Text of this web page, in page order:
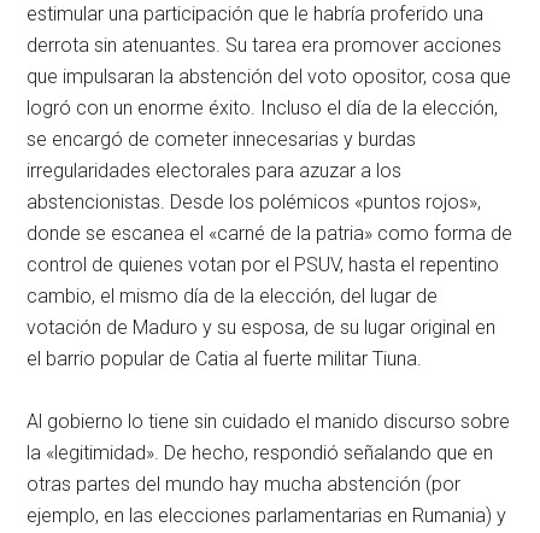
estimular una participación que le habría proferido una
derrota sin atenuantes. Su tarea era promover acciones
que impulsaran la abstención del voto opositor, cosa que
logró con un enorme éxito. Incluso el día de la elección,
se encargó de cometer innecesarias y burdas
irregularidades electorales para azuzar a los
abstencionistas. Desde los polémicos «puntos rojos»,
donde se escanea el «carné de la patria» como forma de
control de quienes votan por el PSUV, hasta el repentino
cambio, el mismo día de la elección, del lugar de
votación de Maduro y su esposa, de su lugar original en
el barrio popular de Catia al fuerte militar Tiuna.
Al gobierno lo tiene sin cuidado el manido discurso sobre
la «legitimidad». De hecho, respondió señalando que en
otras partes del mundo hay mucha abstención (por
ejemplo, en las elecciones parlamentarias en Rumania) y